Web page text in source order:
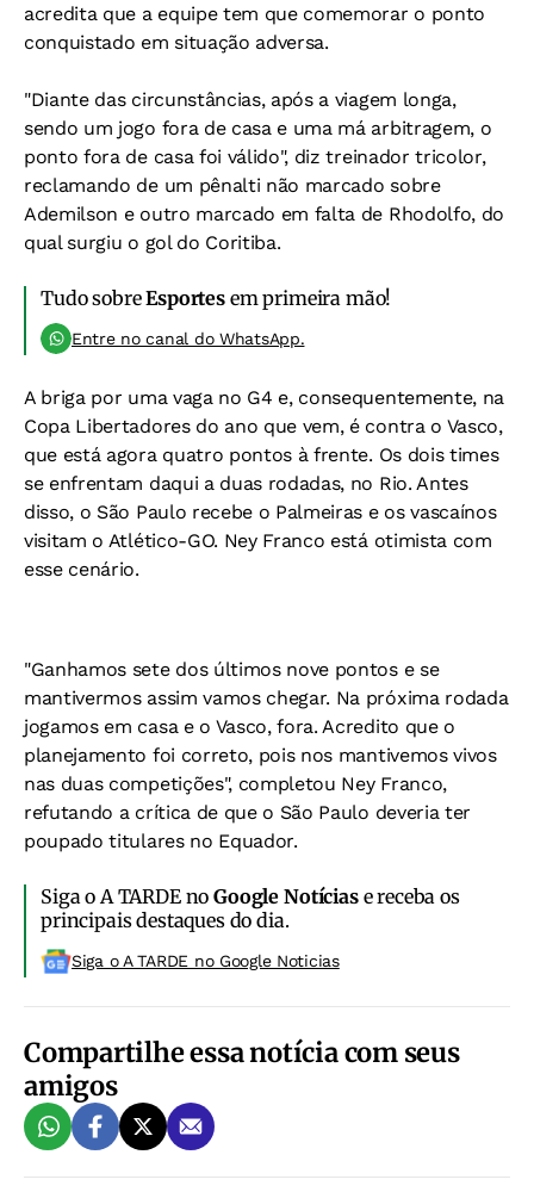
acredita que a equipe tem que comemorar o ponto
conquistado em situação adversa.
"Diante das circunstâncias, após a viagem longa,
sendo um jogo fora de casa e uma má arbitragem, o
ponto fora de casa foi válido", diz treinador tricolor,
reclamando de um pênalti não marcado sobre
Ademilson e outro marcado em falta de Rhodolfo, do
qual surgiu o gol do Coritiba.
Tudo sobreEsportesem primeira mão!
Entre no canal do WhatsApp.
A briga por uma vaga no G4 e, consequentemente, na
Copa Libertadores do ano que vem, é contra o Vasco,
que está agora quatro pontos à frente. Os dois times
se enfrentam daqui a duas rodadas, no Rio. Antes
disso, o São Paulo recebe o Palmeiras e os vascaínos
visitam o Atlético-GO. Ney Franco está otimista com
esse cenário.
"Ganhamos sete dos últimos nove pontos e se
mantivermos assim vamos chegar. Na próxima rodada
jogamos em casa e o Vasco, fora. Acredito que o
planejamento foi correto, pois nos mantivemos vivos
nas duas competições", completou Ney Franco,
refutando a crítica de que o São Paulo deveria ter
poupado titulares no Equador.
Siga o A TARDE noGoogle Notíciase receba os
principais destaques do dia.
Siga o A TARDE no Google Noticias
Compartilhe essa notícia com seus
amigos